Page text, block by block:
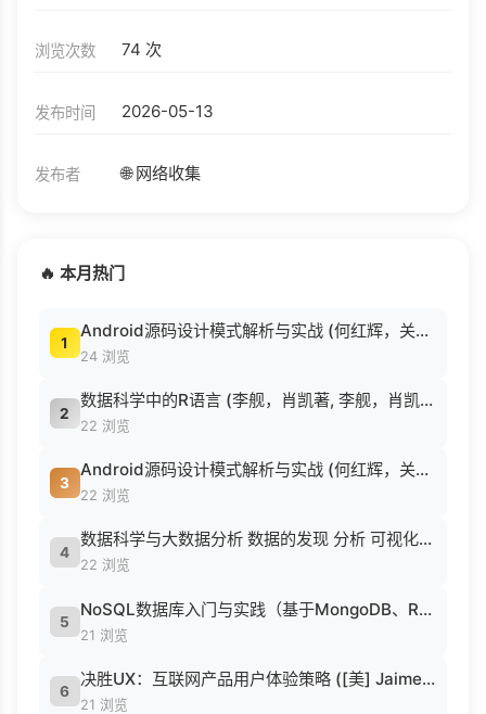
浏览次数 74 次
发布时间 2026-05-13
发布者 🌐 网络收集
🔥 本月热门
1
Android源码设计模式解析与实战 (何红辉，关爱民著, 何红辉, 关爱民著, 何红辉, 关爱民).pdf
24 浏览
2
数据科学中的R语言 (李舰，肖凯著, 李舰，肖凯著；吴喜之审校, Pdg2Pic).pdf
22 浏览
3
Android源码设计模式解析与实战 (何红辉，关爱民著, 何红辉, 关爱民著, 何红辉, 关爱民).pdf
22 浏览
4
数据科学与大数据分析 数据的发现 分析 可视化与表示 ( etc.).epub
22 浏览
5
NoSQL数据库入门与实践（基于MongoDB、Redis） (刘瑜 刘胜松).pdf
21 浏览
6
决胜UX：互联网产品用户体验策略 ([美] Jaime Levy [[美] Jaime Levy]).epub
21 浏览